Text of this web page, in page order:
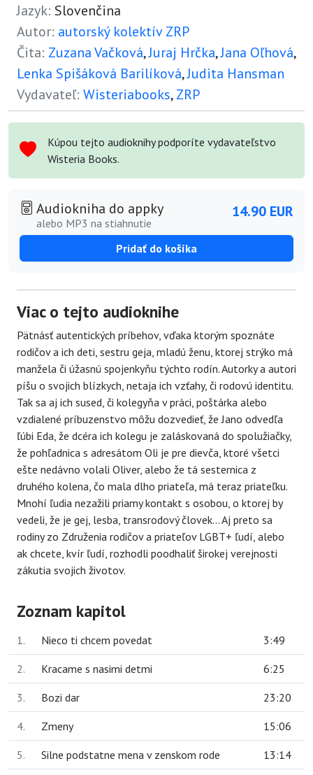
Jazyk: Slovenčina
Autor: autorský kolektív ZRP
Čita: Zuzana Vačková,Juraj Hrčka,Jana Oľhová,
Lenka Spišáková Barilíková,Judita Hansman
Vydavateľ: Wisteriabooks,ZRP
Kúpou tejto audioknihy podporíte vydavateľstvo
Wisteria Books.
Audiokniha do appky
alebo MP3 na stiahnutie
14.90 EUR
Pridať do košíka
Viac o tejto audioknihe
Pätnásť autentických príbehov, vďaka ktorým spoznáte
rodičov a ich deti, sestru geja, mladú ženu, ktorej strýko má
manžela či úžasnú spojenkyňu týchto rodín. Autorky a autori
píšu o svojich blízkych, netaja ich vzťahy, či rodovú identitu.
Tak sa aj ich sused, či kolegyňa v práci, poštárka alebo
vzdialené príbuzenstvo môžu dozvedieť, že Jano odvedľa
ľúbi Eda, že dcéra ich kolegu je zaláskovaná do spolužiačky,
že pohľadnica s adresátom Oli je pre dievča, ktoré všetci
ešte nedávno volali Oliver, alebo že tá sesternica z
druhého kolena, čo mala dlho priateľa, má teraz priateľku.
Mnohí ľudia nezažili priamy kontakt s osobou, o ktorej by
vedeli, že je gej, lesba, transrodový človek... Aj preto sa
rodiny zo Združenia rodičov a priateľov LGBT+ ľudí, alebo
ak chcete, kvír ľudí, rozhodli poodhaliť širokej verejnosti
zákutia svojich životov.
Zoznam kapitol
1. Nieco ti chcem povedat 3:49
2. Kracame s nasimi detmi 6:25
3. Bozi dar 23:20
4. Zmeny 15:06
5. Silne podstatne mena v zenskom rode 13:14